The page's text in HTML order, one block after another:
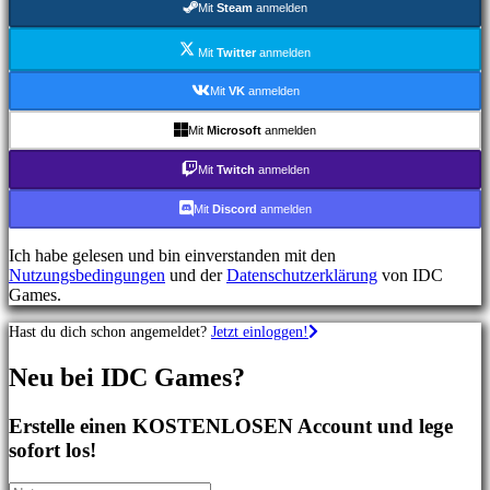
Rennspiele
Gelegenheitsspiele
Indie
Simulationsspiele
Kampfspiele
Gemeinschaft
Gameplay
In-
Game
Events
Media
Foren
IDC
Gifts
IDC
Mit Steam anmelden
MitTwitteranmelden
Mit VKanmelden
Mit Microsoft anmelden
Mit Twitch anmelden
Mit Discord anmelden
Ich habe gelesen und bin einverstanden mit den
Nutzungsbedingungen und derDatenschutzerklärung von IDC
Games.
Hast du dich schon angemeldet? Jetzt einloggen!
Neu bei IDC Games?
Erstelle einen KOSTENLOSEN Account und lege
sofort los!